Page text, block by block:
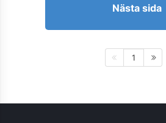
Nästa sida
1